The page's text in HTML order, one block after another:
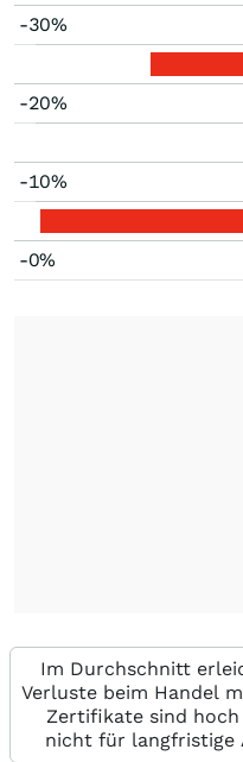
-30%
-20%
-10%
-0%
Im Durchschnitt
Verluste beim Handel
Zertifikate sind
nicht für langfristige